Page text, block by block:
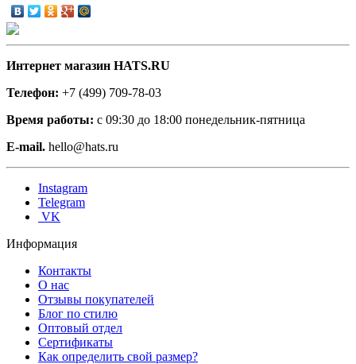
Интернет магазин HATS.RU
Телефон: +7 (499) 709-78-03
Время работы: с 09:30 до 18:00 понедельник-пятница
E-mail. hello@hats.ru
Instagram
Telegram
VK
Информация
Контакты
О нас
Отзывы покупателей
Блог по стилю
Оптовый отдел
Сертификаты
Как определить свой размер?